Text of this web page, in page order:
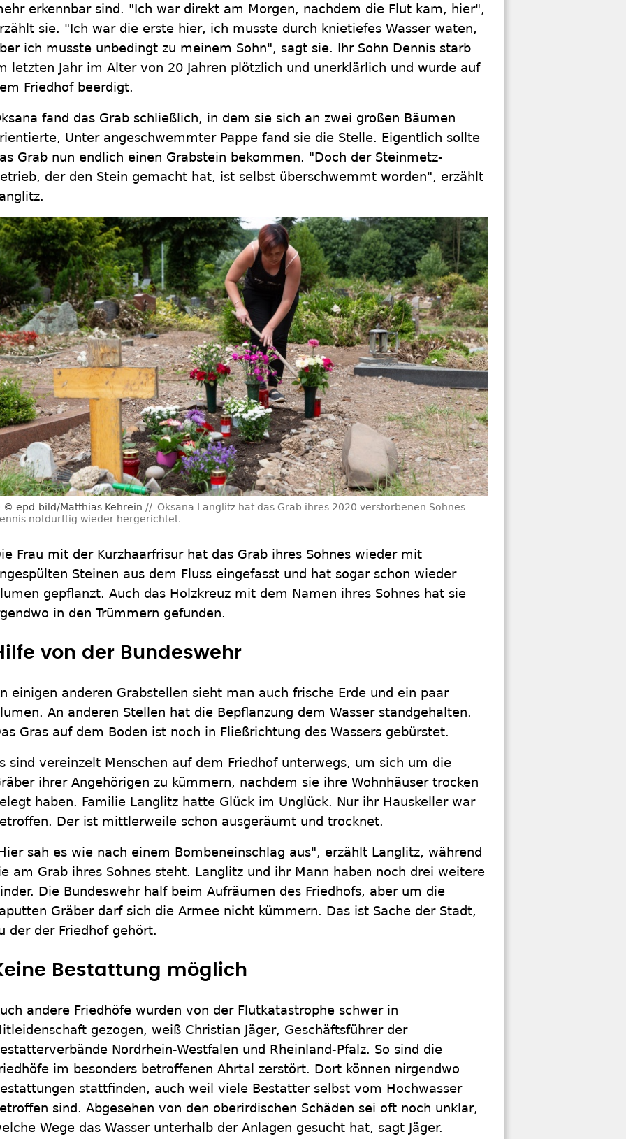
erkennbar sind. "Ich war direkt am Morgen, nachdem die Flut kam, hier",
sie. "Ich war die erste hier, ich musste durch knietiefes Wasser waten,
ich musste unbedingt zu meinem Sohn", sagt sie. Ihr Sohn Dennis starb
letzten Jahr im Alter von 20 Jahren plötzlich und unerklärlich und wurde auf
Friedhof beerdigt.
fand das Grab schließlich, in dem sie sich an zwei großen Bäumen
Unter angeschwemmter Pappe fand sie die Stelle. Eigentlich sollte
Grab nun endlich einen Grabstein bekommen. "Doch der Steinmetz-
der den Stein gemacht hat, ist selbst überschwemmt worden", erzählt
© epd-bild/Matthias Kehrein
Oksana Langlitz hat das Grab ihres 2020 verstorbenen Sohnes
notdürftig wieder hergerichtet.
Frau mit der Kurzhaarfrisur hat das Grab ihres Sohnes wieder mit
Steinen aus dem Fluss eingefasst und hat sogar schon wieder
gepflanzt. Auch das Holzkreuz mit dem Namen ihres Sohnes hat sie
in den Trümmern gefunden.
von der Bundeswehr
einigen anderen Grabstellen sieht man auch frische Erde und ein paar
An anderen Stellen hat die Bepflanzung dem Wasser standgehalten.
Gras auf dem Boden ist noch in Fließrichtung des Wassers gebürstet.
sind vereinzelt Menschen auf dem Friedhof unterwegs, um sich um die
ihrer Angehörigen zu kümmern, nachdem sie ihre Wohnhäuser trocken
haben. Familie Langlitz hatte Glück im Unglück. Nur ihr Hauskeller war
Der ist mittlerweile schon ausgeräumt und trocknet.
sah es wie nach einem Bombeneinschlag aus", erzählt Langlitz, während
am Grab ihres Sohnes steht. Langlitz und ihr Mann haben noch drei weitere
Die Bundeswehr half beim Aufräumen des Friedhofs, aber um die
Gräber darf sich die Armee nicht kümmern. Das ist Sache der Stadt,
der der Friedhof gehört.
Bestattung möglich
andere Friedhöfe wurden von der Flutkatastrophe schwer in
gezogen, weiß Christian Jäger, Geschäftsführer der
Nordrhein-Westfalen und Rheinland-Pfalz. So sind die
im besonders betroffenen Ahrtal zerstört. Dort können nirgendwo
stattfinden, auch weil viele Bestatter selbst vom Hochwasser
sind. Abgesehen von den oberirdischen Schäden sei oft noch unklar,
Wege das Wasser unterhalb der Anlagen gesucht hat, sagt Jäger.